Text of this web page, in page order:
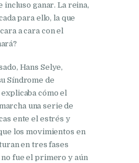
ganar. La reina,
para ello, la que
a cara con el
Hans Selye,
Síndrome de
cómo el
una serie de
ente el estrés y
los movimientos en
en tres fases
fue el primero y aún